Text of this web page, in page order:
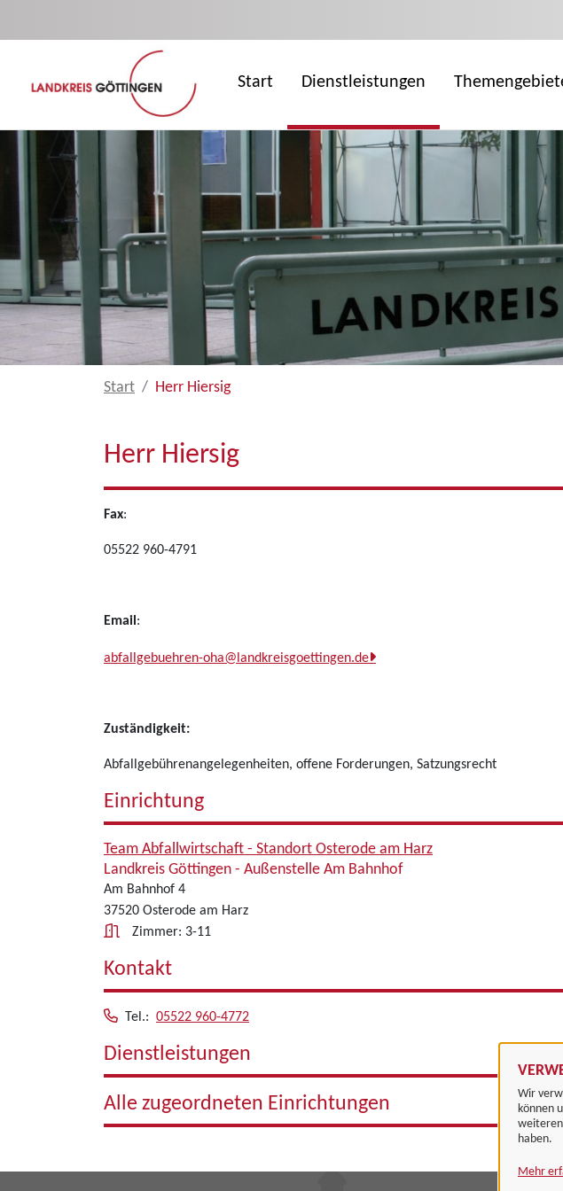
Wir
können
haben.
Mehr
Start Dienstleistungen
Start Herr Hiersig
Herr Hiersig
Fax:
05522 960-4791
Email :
abfallgebuehren-oha@landkreisgoettingen.de
Zuständigkeit:
Abfallgebührenangelegenheiten, offene Forderungen, Satzungsrecht
Einrichtung
Team Abfallwirtschaft - Standort Osterode am Harz
Landkreis Göttingen - Außenstelle Am Bahnhof
Am Bahnhof 4
37520 Osterode am Harz
Zimmer: 3-11
Kontakt
Tel.: 05522 960-4772
Dienstleistungen
Alle zugeordneten Einrichtungen